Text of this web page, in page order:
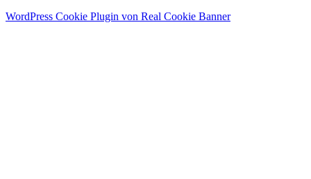
WordPress Cookie Plugin von Real Cookie Banner